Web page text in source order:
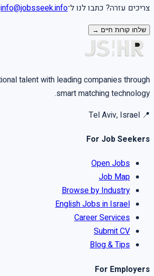
צריכים עזרה? כתבו לנו ל־info@jobsseek.info
שלחו קורות חיים →
talent with leading companies through
smart matching technology.
📍
Tel Aviv, Israel
For Job Seekers
Open Jobs
Job Map
Browse by Industry
English Jobs in Israel
Career Services
Submit CV
Blog & Tips
For Employers